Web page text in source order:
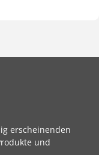
erscheinenden
und